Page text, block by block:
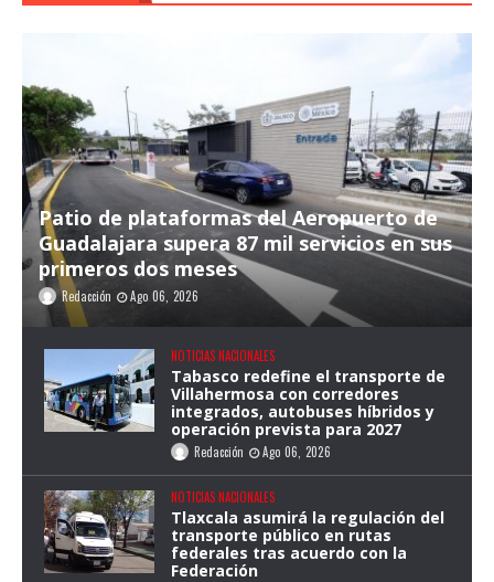
Patio de plataformas del Aeropuerto de
Guadalajara supera 87 mil servicios en sus
primeros dos meses
Redacción Ago 06, 2026
NOTICIAS NACIONALES
Tabasco redefine el transporte de
Villahermosa con corredores
integrados, autobuses híbridos y
operación prevista para 2027
Redacción Ago 06, 2026
NOTICIAS NACIONALES
Tlaxcala asumirá la regulación del
transporte público en rutas
federales tras acuerdo con la
Federación